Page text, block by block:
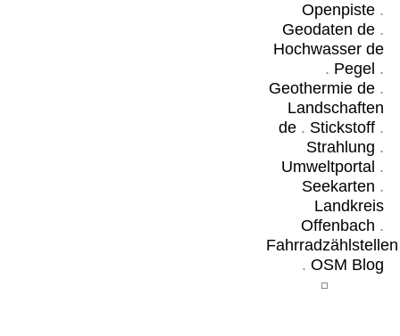
Openpiste.
Geodaten de.
Hochwasser de
. Pegel .
Geothermie de.
Landschaften
de. Stickstoff.
Strahlung .
Umweltportal .
Seekarten .
Landkreis
Offenbach .
Fahrradzählstellen
. OSM Blog